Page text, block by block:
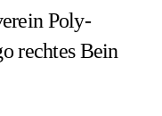
Poly-
rechtes Bein